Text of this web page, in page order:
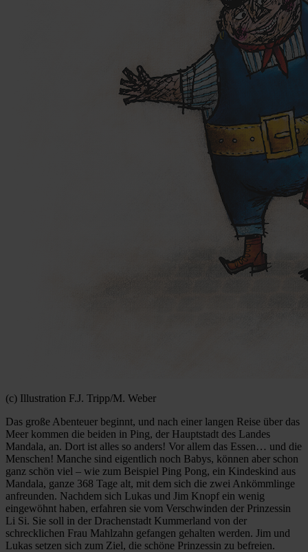
(c) Illustration F.J. Tripp/M. Weber
Das große Abenteuer beginnt, und nach einer langen Reise über das
Meer kommen die beiden in Ping, der Hauptstadt des Landes
Mandala, an. Dort ist alles so anders! Vor allem das Essen… und die
Menschen! Manche sind eigentlich noch Babys, können aber schon
ganz schön viel – wie zum Beispiel Ping Pong, ein Kindeskind aus
Mandala, ganze 368 Tage alt, mit dem sich die zwei Ankömmlinge
anfreunden. Nachdem sich Lukas und Jim Knopf ein wenig
eingewöhnt haben, erfahren sie vom Verschwinden der Prinzessin
Li Si. Sie soll in der Drachenstadt Kummerland von der
schrecklichen Frau Mahlzahn gefangen gehalten werden. Jim und
Lukas setzen sich zum Ziel, die schöne Prinzessin zu befreien.